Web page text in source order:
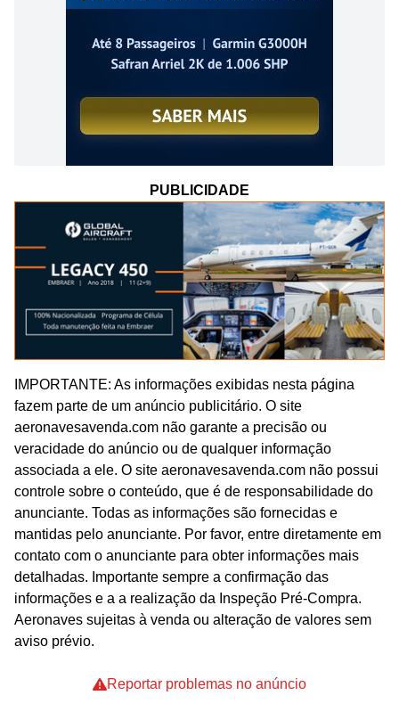
PUBLICIDADE
IMPORTANTE: As informações exibidas nesta página
fazem parte de um anúncio publicitário. O site
aeronavesavenda.com não garante a precisão ou
veracidade do anúncio ou de qualquer informação
associada a ele. O site aeronavesavenda.com não possui
controle sobre o conteúdo, que é de responsabilidade do
anunciante. Todas as informações são fornecidas e
mantidas pelo anunciante. Por favor, entre diretamente em
contato com o anunciante para obter informações mais
detalhadas. Importante sempre a confirmação das
informações e a a realização da Inspeção Pré-Compra.
Aeronaves sujeitas à venda ou alteração de valores sem
aviso prévio.
Reportar problemas no anúncio